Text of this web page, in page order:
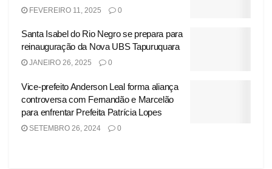
FEVEREIRO 11, 2025 0
Santa Isabel do Rio Negro se prepara para
reinauguração da Nova UBS Tapuruquara
JANEIRO 26, 2025 0
Vice-prefeito Anderson Leal forma aliança
controversa com Fernandão e Marcelão
para enfrentar Prefeita Patrícia Lopes
SETEMBRO 26, 2024 0